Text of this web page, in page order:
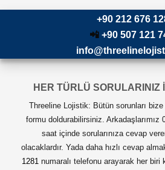
+90 212 676
📲 +90 507 121
HER TÜRLÜ SORULARINIZ
Threeline Lojistik: Bütün sorunları
formu doldurabilirsiniz. Arkadaşlarımız
saat içinde sorularınıza cevap
olacaklardır. Yada daha hızlı cevap
1281 numaralı telefonu arayarak her